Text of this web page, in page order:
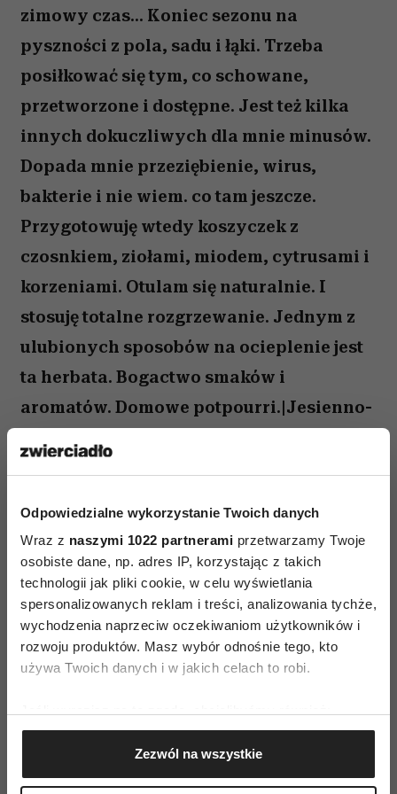
Odpowiedzialne wykorzystanie Twoich danych
Wraz z naszymi 1022 partnerami przetwarzamy Twoje
osobiste dane, np. adres IP, korzystając z takich
technologii jak pliki cookie, w celu wyświetlania
spersonalizowanych reklam i treści, analizowania tychże,
wychodzenia naprzeciw oczekiwaniom użytkowników i
rozwoju produktów. Masz wybór odnośnie tego, kto
używa Twoich danych i w jakich celach to robi.
Gromadzić dane dotyczące Twojej lokalizacji
geograficznej z dokładnością nawet do kilku metrów
Identyfikować Twoje urządzenie, aktywnie
Zezwól na wszystkie
zimowy czas... Koniec sezonu na
pyszności z pola, sadu i łąki. Trzeba
posiłkować się tym, co schowane,
przetworzone i dostępne. Jest też kilka
innych dokuczliwych dla mnie minusów.
Dopada mnie przeziębienie, wirus,
bakterie i nie wiem. co tam jeszcze.
Przygotowuję wtedy koszyczek z
czosnkiem, ziołami, miodem, cytrusami i
korzeniami. Otulam się naturalnie. I
stosuję totalne rozgrzewanie. Jednym z
ulubionych sposobów na ocieplenie jest
ta herbata. Bogactwo smaków i
aromatów. Domowe potpourri.|Jesienno-
innych dokuczliwych dla mnie minusów.
Dopada mnie przeziębienie, wirus,
bakterie i nie wiem. co tam jeszcze.
Przygotowuję wtedy koszyczek z
czosnkiem, ziołami, miodem, cytrusami i